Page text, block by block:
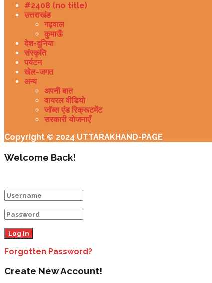
#2408 (no title)
उत्तराखंड
गढ़वाल
कुमाऊँ
देश-दुनिया
संस्कृति
पर्यटन
खेल-जगत
अन्य
अपनी बात
वायरल वीडियो
जॉब्स एंड रिक्रूटमेंट
सरकारी योजनाएँ
Copyright © 2024 UTTARAKHAND-PAGE
Welcome Back!
Forgotten Password?
Create New Account!